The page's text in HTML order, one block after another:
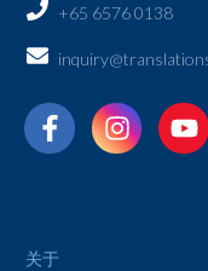
+65 6576 0138
关于